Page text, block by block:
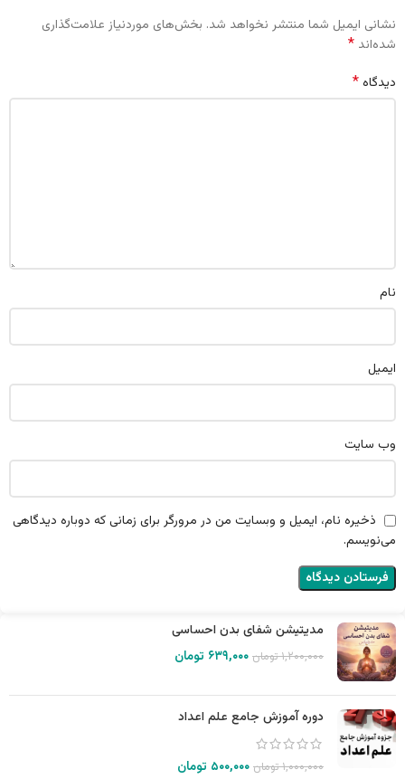
نشانی ایمیل شما منتشر نخواهد شد. بخش‌های موردنیاز علامت‌گذاری
شده‌اند *
دیدگاه*
نام
ایمیل
وب‌ سایت
ذخیره نام، ایمیل و وبسایت من در مرورگر برای زمانی که دوباره دیدگاهی
می‌نویسم.
مدیتیشن شفای بدن احساسی
۱,۲۰۰,۰۰۰تومان ۶۳۹,۰۰۰ تومان
دوره آموزش جامع علم اعداد
۱,۰۰۰,۰۰۰تومان ۵۰۰,۰۰۰ تومان